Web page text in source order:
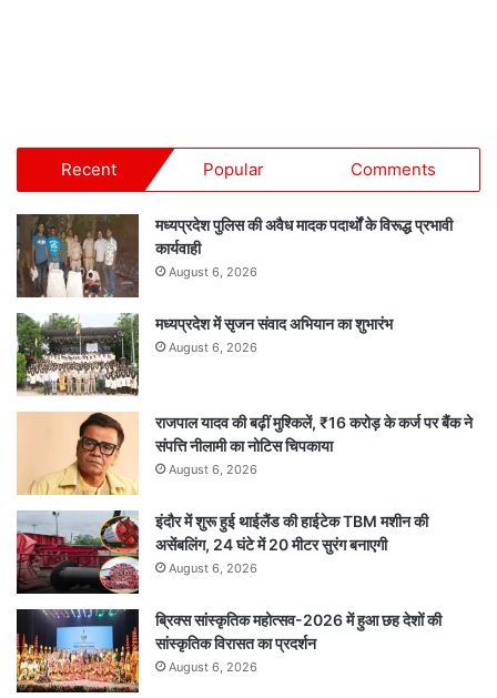
Recent Popular Comments
मध्यप्रदेश पुलिस की अवैध मादक पदार्थों के विरूद्ध प्रभावी
कार्यवाही
August 6, 2026
मध्यप्रदेश में सृजन संवाद अभियान का शुभारंभ
August 6, 2026
राजपाल यादव की बढ़ीं मुश्किलें, ₹16 करोड़ के कर्ज पर बैंक ने
संपत्ति नीलामी का नोटिस चिपकाया
August 6, 2026
इंदौर में शुरू हुई थाईलैंड की हाईटेक TBM मशीन की
असेंबलिंग, 24 घंटे में 20 मीटर सुरंग बनाएगी
August 6, 2026
ब्रिक्स सांस्कृतिक महोत्सव-2026 में हुआ छह देशों की
सांस्कृतिक विरासत का प्रदर्शन
August 6, 2026